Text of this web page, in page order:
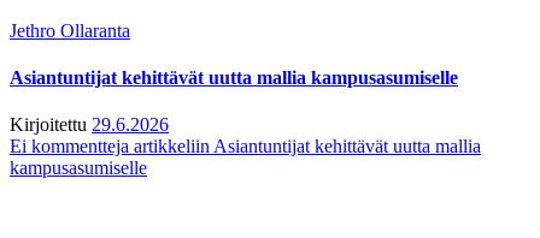
Jethro Ollaranta
Asiantuntijat kehittävät uutta mallia kampusasumiselle
Kirjoitettu 29.6.2026
Ei kommentteja artikkeliin Asiantuntijat kehittävät uutta mallia
kampusasumiselle